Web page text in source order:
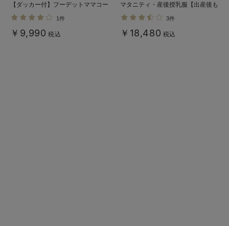
【ダッカー付】フーデットママコー
ト マタニティ・産後服【出産後も
1件
￥9,990 税込
マタニティ・産後授乳服【出産後も
長く使える】Rosemadame（ロー
3件
￥18,480 税込